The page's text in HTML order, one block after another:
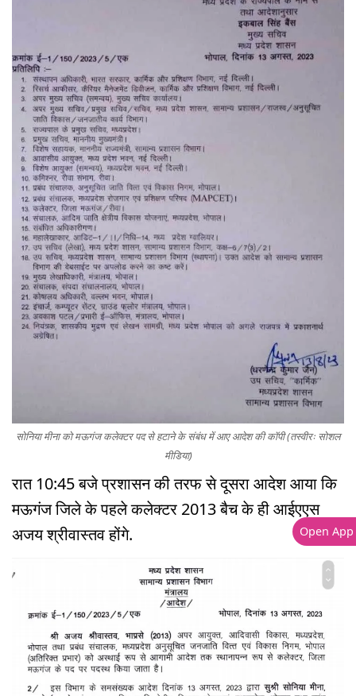
सोनिया मीना को मऊगंज कलेक्टर पद से हटाने के संबंध में आए आदेश की कॉपी (तस्वीरः सोशल
मीडिया)
रात 10:45 बजे प्रशासन की तरफ से दूसरा आदेश आया कि
मऊगंज जिले के पहले कलेक्टर 2013 बैच के ही आईएएस
अजय श्रीवास्तव होंगे.
Open App